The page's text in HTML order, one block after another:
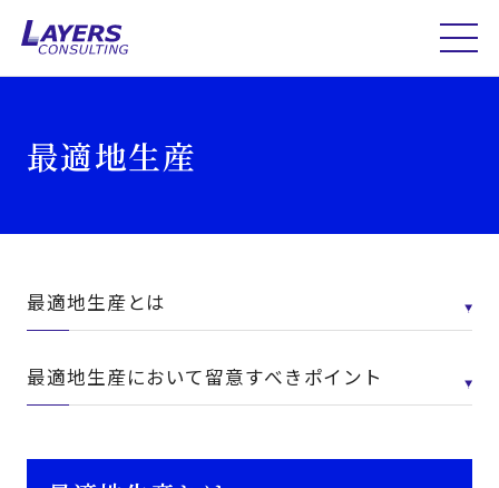
最適地生産
最適地生産とは
最適地生産において留意すべきポイント